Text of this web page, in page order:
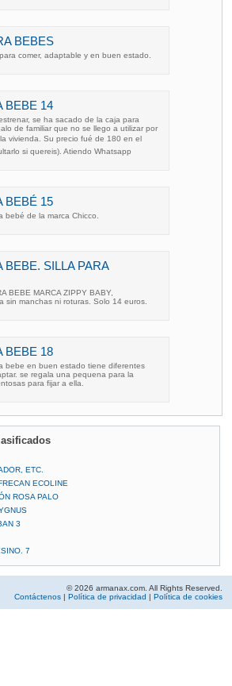
BEBES
comer, adaptable y en buen estado.
BEBE 14
se ha sacado de la caja para
de familiar que no se llego a utilizar por
vivienda. Su precio fué de 180 en el
si quereis). Atiendo Whatsapp
BEBÉ 15
bebé de la marca Chicco.
BEBE. SILLA PARA
BEBE MARCA ZIPPY BABY,
sin manchas ni roturas. Solo 14 euros.
BEBE 18
bebe en buen estado tiene diferentes
se regala una pequena para la
para fijar a ella.
ETC.
ECOLINE
ROSA PALO
3
7
© 2026 armanax.com. All Rights Reserved.
Contáctenos
Política de privacidad Política de cookies